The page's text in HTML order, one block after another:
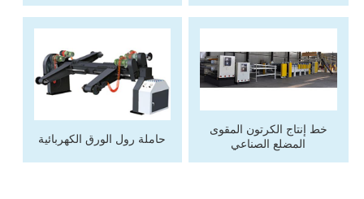
خط إنتاج الكرتون المقوى
المضلع الصناعي
حاملة رول الورق الكهربائية